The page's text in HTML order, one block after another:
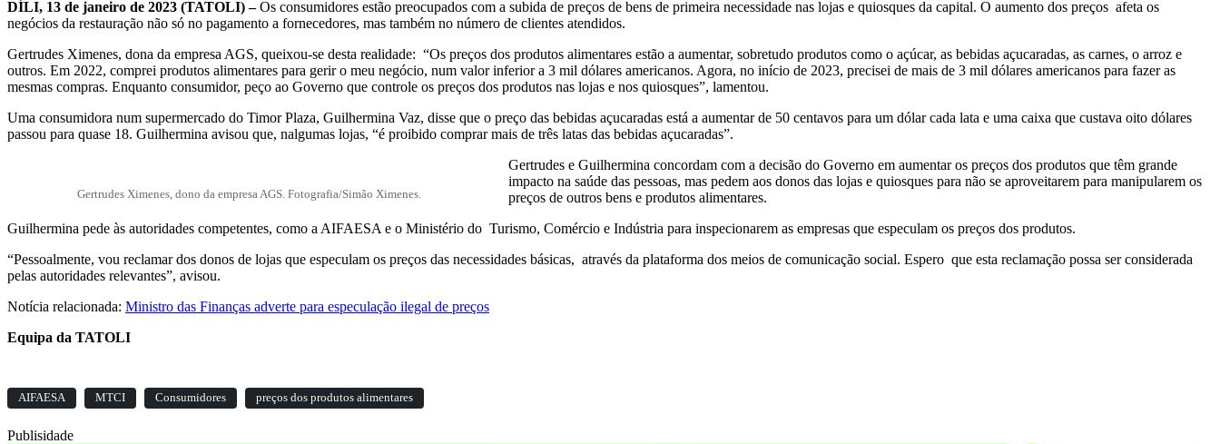
DÍLI, 13 de janeiro de 2023 (TATOLI) –Os consumidores estão preocupados com a subida de preços de bens de primeira necessidade nas lojas e quiosques da capital. O aumento dos preços afeta os
negócios da restauração não só no pagamento a fornecedores, mas também no número de clientes atendidos.
Gertrudes Ximenes, dona da empresa AGS, queixou-se desta realidade: “Os preços dos produtos alimentares estão a aumentar, sobretudo produtos como o açúcar, as bebidas açucaradas, as carnes, o arroz e
outros. Em 2022, comprei produtos alimentares para gerir o meu negócio, num valor inferior a 3 mil dólares americanos. Agora, no início de 2023, precisei de mais de 3 mil dólares americanos para fazer as
mesmas compras. Enquanto consumidor, peço ao Governo que controle os preços dos produtos nas lojas e nos quiosques”, lamentou.
Uma consumidora num supermercado do Timor Plaza, Guilhermina Vaz, disse que o preço das bebidas açucaradas está a aumentar de 50 centavos para um dólar cada lata e uma caixa que custava oito dólares
passou para quase 18. Guilhermina avisou que, nalgumas lojas, “é proibido comprar mais de três latas das bebidas açucaradas”.
Gertrudes Ximenes, dono da empresa AGS. Fotografia/Simão Ximenes.
Gertrudes e Guilhermina concordam com a decisão do Governo em aumentar os preços dos produtos que têm grande
impacto na saúde das pessoas, mas pedem aos donos das lojas e quiosques para não se aproveitarem para manipularem os
preços de outros bens e produtos alimentares.
Guilhermina pede às autoridades competentes, como a AIFAESA e o Ministério do Turismo, Comércio e Indústria para inspecionarem as empresas que especulam os preços dos produtos.
“Pessoalmente, vou reclamar dos donos de lojas que especulam os preços das necessidades básicas, através da plataforma dos meios de comunicação social. Espero que esta reclamação possa ser considerada
pelas autoridades relevantes”, avisou.
Notícia relacionada: Ministro das Finanças adverte para especulação ilegal de preços
Equipa da TATOLI
AIFAESA MTCI Consumidores preços dos produtos alimentares
Publisidade